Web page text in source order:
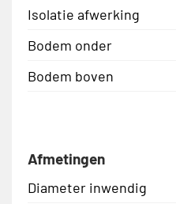
Isolatie afwerking
Bodem onder
Bodem boven
Afmetingen
Diameter inwendig